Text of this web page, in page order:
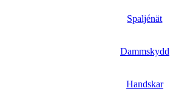
Spaljénät
Dammskydd
Handskar